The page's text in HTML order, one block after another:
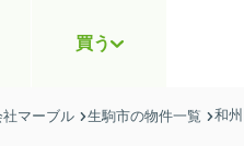
買う
マーブル 生駒市の物件一覧 和